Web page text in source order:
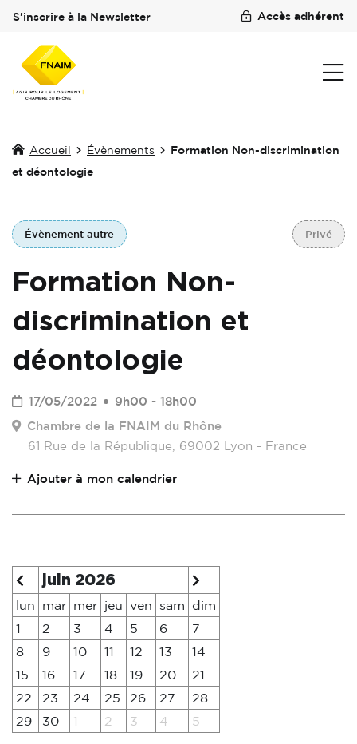
S'inscrire à la Newsletter Accès adhérent
Accueil Évènements
Formation Non-discrimination
et déontologie
Évènement autre Privé
Formation Non-
discrimination et
déontologie
17/05/2022
9h00 - 18h00
Chambre de la FNAIM du Rhône
61 Rue de la République, 69002 Lyon - France
Ajouter à mon calendrier
juin 2026
lun mar mer jeu ven sam
dim
1
2 3 4 5 6
7
8
9 10 11 12 13
14
15
16 17 18 19 20
21
22
23 24 25 26 27
28
29
30 1 2 3 4 5